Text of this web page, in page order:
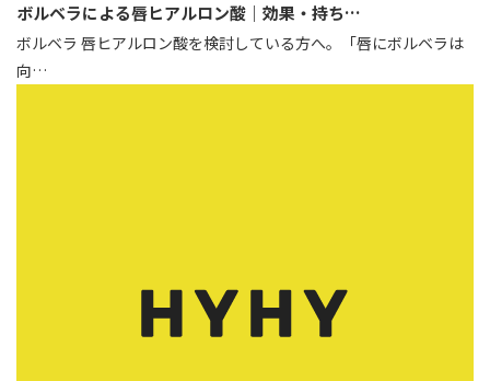
ボルベラによる唇ヒアルロン酸｜効果・持ち…
ボルベラ 唇ヒアルロン酸を検討している方へ。「唇にボルベラは
向…